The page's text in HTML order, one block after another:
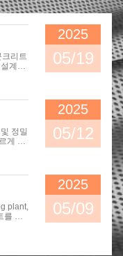
로세스
아스팔트 믹스 머신
배치 공장
장 공급자
플랜트 기계 제조업체
공장
리트
계되
양
위해
리트
있
선
, 시멘
기.시
가지
2025
05/19
정밀
게 발
상입
운 공
이는
2025
05/12
plant,
를 형
2025
05/09